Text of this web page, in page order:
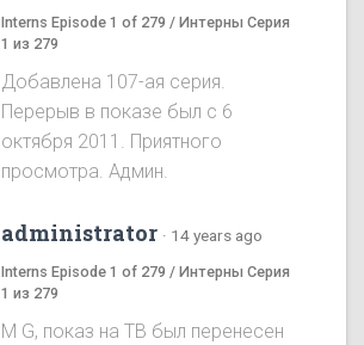
Interns Episode 1 of 279 / Интерны Серия
1 из 279
Добавлена 107-ая серия.
Перерыв в показе был с 6
октября 2011. Приятного
просмотра. Админ.
administrator · 14 years ago
Interns Episode 1 of 279 / Интерны Серия
1 из 279
M G, показ на ТВ был перенесен